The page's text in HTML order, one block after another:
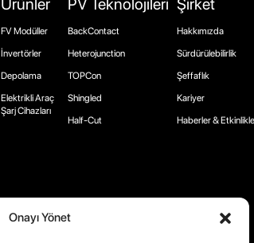
Onayı Yönet
Ürünler
FV Modüller
İnvertörler
Depolama
Elektrikli Araç
Şarj Cihazları
PV Teknolojileri
BackContact
Heterojunction
TOPCon
Shingled
Half-Cut
Şirket
Hakkımızda
Sürdürülebilirlik
Şeffaflık
Kariyer
Haberler &